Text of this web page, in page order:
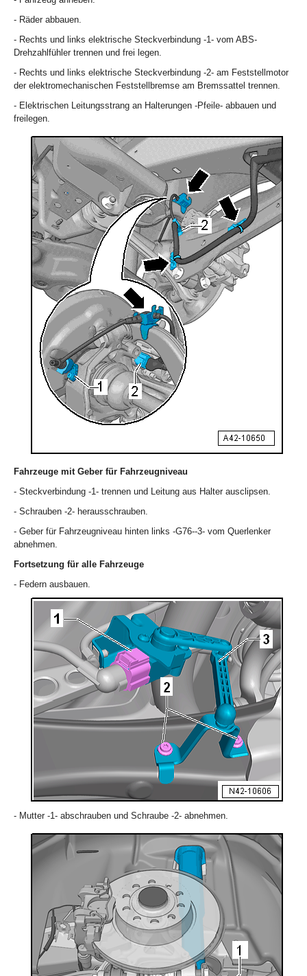
- Räder abbauen.
- Rechts und links elektrische Steckverbindung -1- vom ABS-
Drehzahlfühler trennen und frei legen.
- Rechts und links elektrische Steckverbindung -2- am Feststellmotor
der elektromechanischen Feststellbremse am Bremssattel trennen.
- Elektrischen Leitungsstrang an Halterungen -Pfeile- abbauen und
freilegen.
Fahrzeuge mit Geber für Fahrzeugniveau
- Steckverbindung -1- trennen und Leitung aus Halter ausclipsen.
- Schrauben -2- herausschrauben.
- Geber für Fahrzeugniveau hinten links -G76--3- vom Querlenker
abnehmen.
Fortsetzung für alle Fahrzeuge
- Federn ausbauen.
- Mutter -1- abschrauben und Schraube -2- abnehmen.